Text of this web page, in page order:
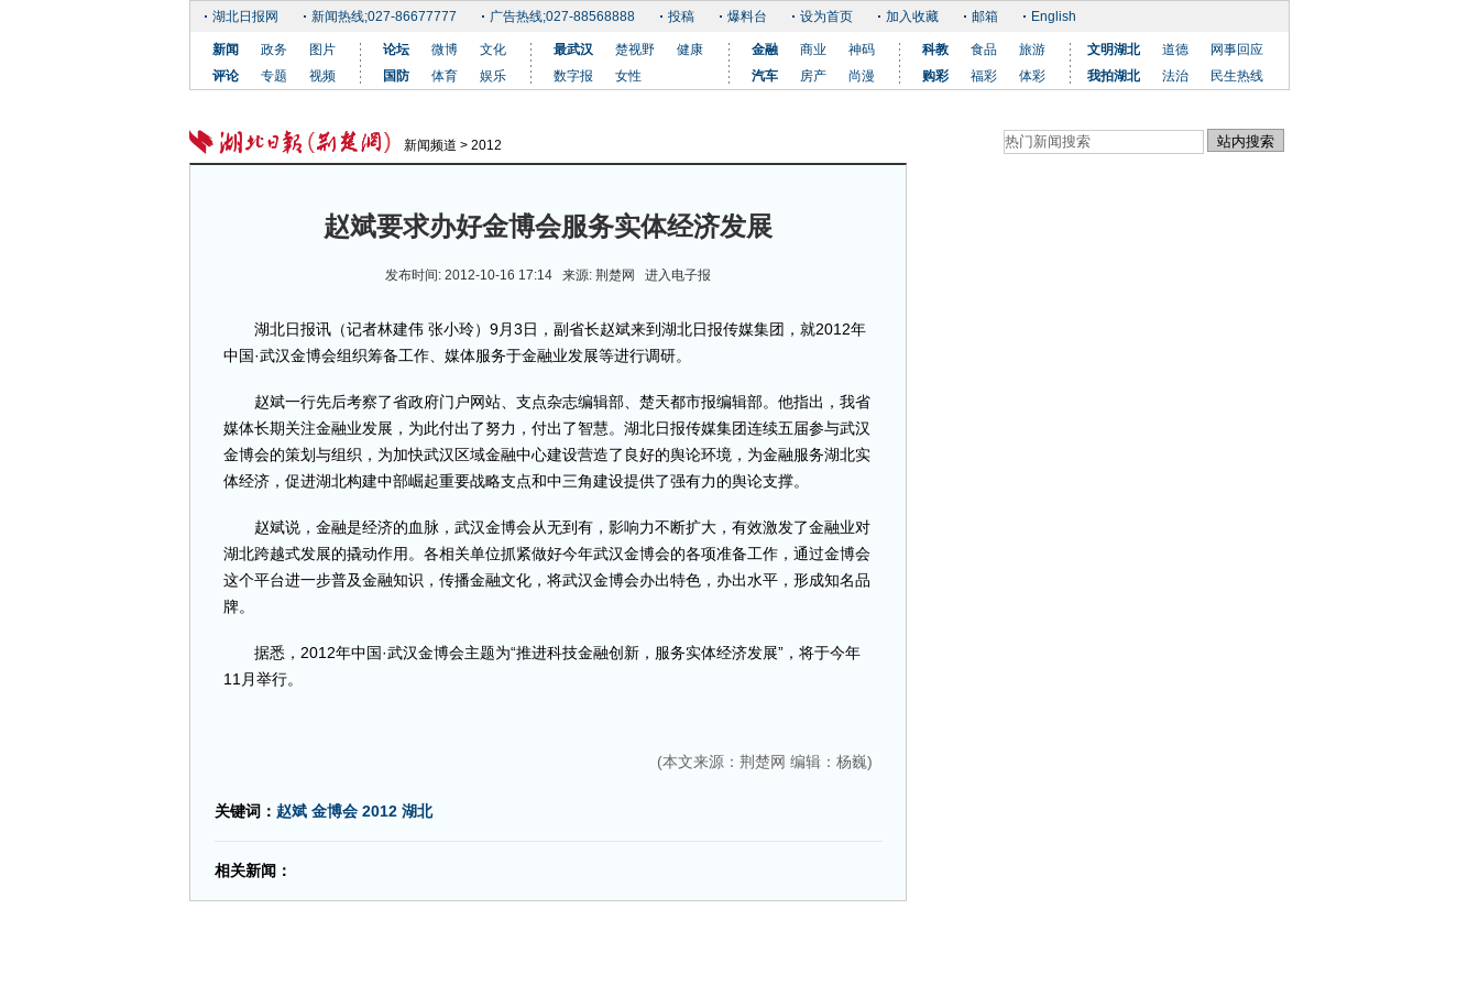
湖北日报网 新闻热线;027-86677777 广告热线;027-88568888 投稿 爆料台 设为首页 加入收藏 邮箱 English
新闻 政务
图片
评论
专题 视频
论坛 微博
文化
国防
体育 娱乐
最武汉 楚视野
健康
数字报
女性
金融 商业
神码
汽车
房产 尚漫
科教 食品
旅游
购彩
福彩 体彩
文明湖北 道德
网事回应
我拍湖北
法治 民生热线
新闻频道 > 2012
赵斌要求办好金博会服务实体经济发展
发布时间: 2012-10-16 17:14 来源: 荆楚网 进入电子报
湖北日报讯（记者林建伟 张小玲）9月3日，副省长赵斌来到湖北日报传媒集团，就2012年
中国·武汉金博会组织筹备工作、媒体服务于金融业发展等进行调研。
赵斌一行先后考察了省政府门户网站、支点杂志编辑部、楚天都市报编辑部。他指出，我省
媒体长期关注金融业发展，为此付出了努力，付出了智慧。湖北日报传媒集团连续五届参与武汉
金博会的策划与组织，为加快武汉区域金融中心建设营造了良好的舆论环境，为金融服务湖北实
体经济，促进湖北构建中部崛起重要战略支点和中三角建设提供了强有力的舆论支撑。
赵斌说，金融是经济的血脉，武汉金博会从无到有，影响力不断扩大，有效激发了金融业对
湖北跨越式发展的撬动作用。各相关单位抓紧做好今年武汉金博会的各项准备工作，通过金博会
这个平台进一步普及金融知识，传播金融文化，将武汉金博会办出特色，办出水平，形成知名品
牌。
据悉，2012年中国·武汉金博会主题为“推进科技金融创新，服务实体经济发展”，将于今年
11月举行。
(本文来源：荆楚网 编辑：杨巍)
关键词： 赵斌 金博会 2012 湖北
相关新闻：